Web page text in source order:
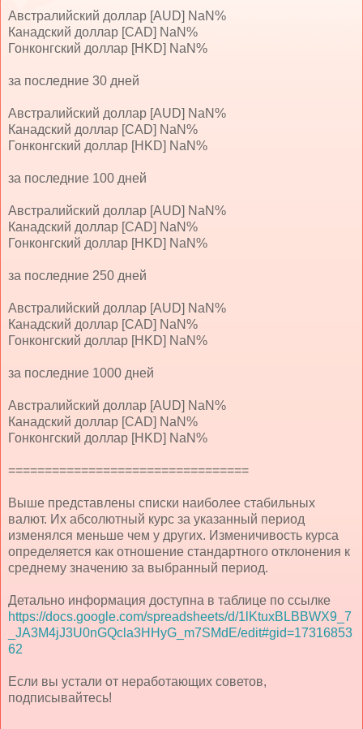
Австралийский доллар [AUD] NaN%
Канадский доллар [CAD] NaN%
Гонконгский доллар [HKD] NaN%
за последние 30 дней
Австралийский доллар [AUD] NaN%
Канадский доллар [CAD] NaN%
Гонконгский доллар [HKD] NaN%
за последние 100 дней
Австралийский доллар [AUD] NaN%
Канадский доллар [CAD] NaN%
Гонконгский доллар [HKD] NaN%
за последние 250 дней
Австралийский доллар [AUD] NaN%
Канадский доллар [CAD] NaN%
Гонконгский доллар [HKD] NaN%
за последние 1000 дней
Австралийский доллар [AUD] NaN%
Канадский доллар [CAD] NaN%
Гонконгский доллар [HKD] NaN%
=================================
Выше представлены списки наиболее стабильных
валют. Их абсолютный курс за указанный период
изменялся меньше чем у других. Изменичивость курса
определяется как отношение стандартного отклонения к
среднему значению за выбранный период.
Детально информация доступна в таблице по ссылке
https://docs.google.com/spreadsheets/d/1lKtuxBLBBWX9_7
_JA3M4jJ3U0nGQcla3HHyG_m7SMdE/edit#gid=17316853
62
Если вы устали от неработающих советов,
подписывайтесь!